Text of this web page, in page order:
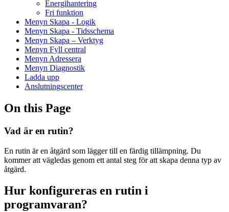
Energihantering
Fri funktion
Menyn Skapa - Logik
Menyn Skapa - Tidsschema
Menyn Skapa – Verktyg
Menyn Fyll central
Menyn Adressera
Menyn Diagnostik
Ladda upp
Anslutningscenter
On this Page
Vad är en rutin?
En rutin är en åtgärd som lägger till en färdig tillämpning. Du
kommer att vägledas genom ett antal steg för att skapa denna typ av
åtgärd.
Hur konfigureras en rutin i
programvaran?